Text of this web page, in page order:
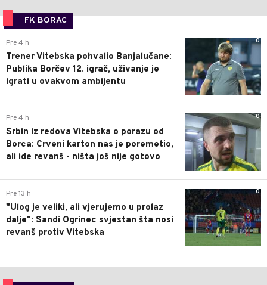
FK BORAC
0
Pre 4 h
Trener Vitebska pohvalio Banjalučane:
Publika Borčev 12. igrač, uživanje je
igrati u ovakvom ambijentu
0
Pre 4 h
Srbin iz redova Vitebska o porazu od
Borca: Crveni karton nas je poremetio,
ali ide revanš - ništa još nije gotovo
0
Pre 13 h
"Ulog je veliki, ali vjerujemo u prolaz
dalje": Sandi Ogrinec svjestan šta nosi
revanš protiv Vitebska